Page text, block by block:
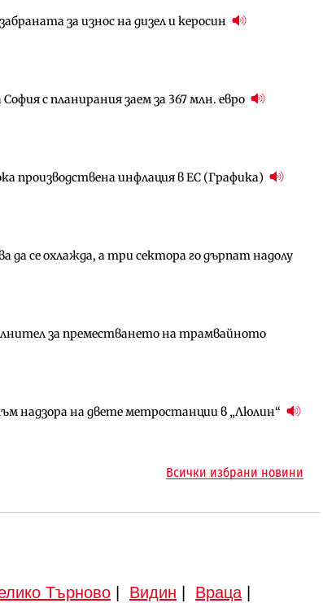
за износ на дизел и керосин
с планирания заем за 367 млн. евро
производствена инфлация в ЕС (Графика)
да се охлажда, а три сектора го дърпат надолу
за преместването на трамвайното
надзора на двете метростанции в „Люлин“
езеро става част от бъдещата магистрала
придобиване на Euroapi Italy
за преместването на трамвайното
още няколко седмици, ако сушата продължи
план за магистралата Русе – Велико
надзора на двете метростанции в „Люлин“
придобиване на Euroapi Italy
пазар има огромен потенциал за растеж
и същите обезщетения: НС прие социалния
оценки на имотите може да бъдат
продължава да се охлажда (Графика)
езеро става част от бъдещата магистрала
Всички избрани новини
Търново Видин Враца